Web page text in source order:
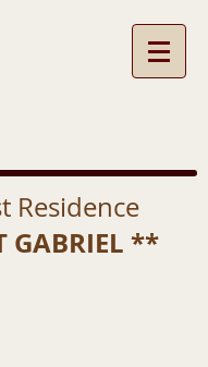
Residence
GABRIEL **